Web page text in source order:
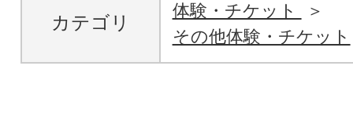
カテゴリ
体験・チケット
その他体験・チケット